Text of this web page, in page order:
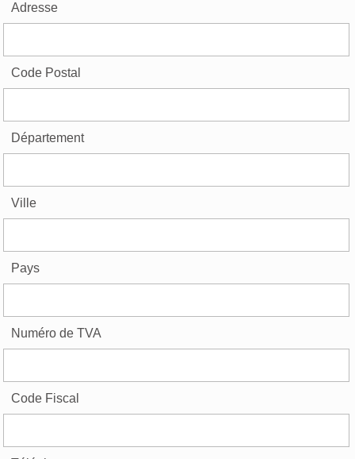
Adresse
Code Postal
Département
Ville
Pays
Numéro de TVA
Code Fiscal